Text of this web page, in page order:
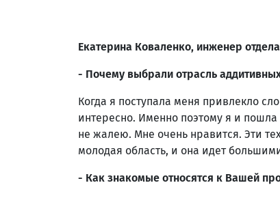
Екатерина Коваленко, инженер
- Почему выбрали отрасль
Когда я поступала меня привлекло
интересно. Именно поэтому я и пошла
не жалею. Мне очень нравится. Эти
молодая область, и она идет
- Как знакомые относятся к Вашей